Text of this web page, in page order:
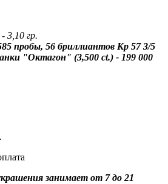
3,10 гр.
пробы, 56 бриллиантов Кр 57 3/5
"Октагон" (3,500 ct.) - 199 000
занимает от 7 до 21